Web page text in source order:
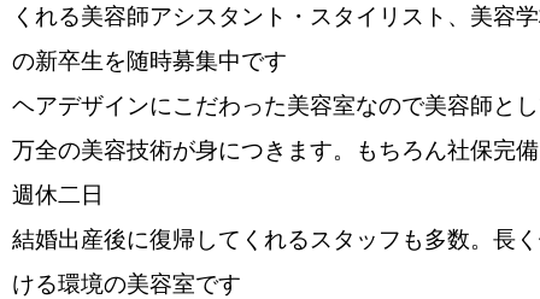
くれる美容師アシスタント・スタイリスト、美容
の新卒生を随時募集中です
ヘアデザインにこだわった美容室なので美容師と
万全の美容技術が身につきます。もちろん社保完
週休二日
結婚出産後に復帰してくれるスタッフも多数。長
ける環境の美容室です